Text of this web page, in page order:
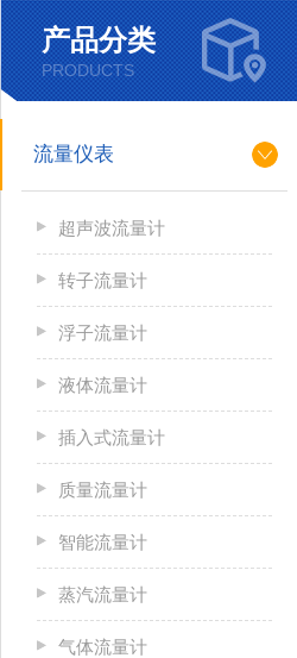
产品分类
PRODUCTS
流量仪表
超声波流量计
转子流量计
浮子流量计
液体流量计
插入式流量计
质量流量计
智能流量计
蒸汽流量计
气体流量计